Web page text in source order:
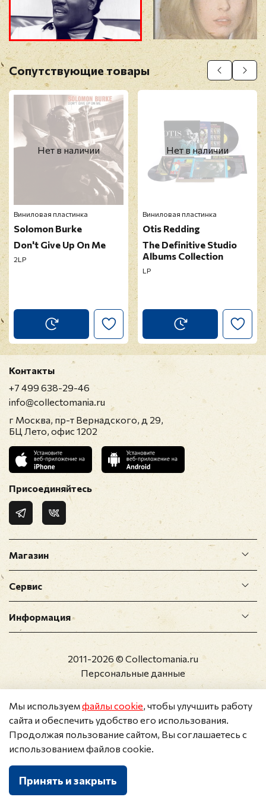
Прикрепить фото
Оставить отзыв
Перед публикацией отзывы проходят
модерацию
Сопутствующие товары
Нет в наличии
Виниловая пластинка
Solomon Burke
Don't Give Up On Me
2LP
Нет в наличии
Виниловая пластинка
Otis Redding
The Definitive Studio
Albums Collection
LP
Магазин
Сервис
Информация
Контакты
+7 499 638-29-46
info@collectomania.ru
г Москва, пр-т Вернадского, д 29,
БЦ Лето, офис 1202
Присоединяйтесь
2011-2026 © Collectomania.ru
Персональные данные
Корзина
Мы используемфайлы cookie, чтобы улучшить работу
сайта и обеспечить удобство его использования.
Продолжая пользование сайтом, Вы соглашаетесь с
использованием файлов cookie.
Принять и закрыть